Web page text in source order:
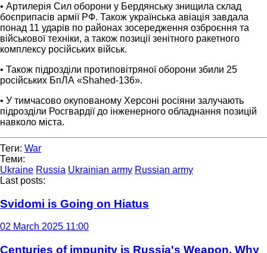
• Артилерія Сил оборони у Бердянську знищила склад
боєприпасів армії РФ. Також українська авіація завдала
понад 11 ударів по районах зосередження озброєння та
військової техніки, а також позиції зенітного ракетного
комплексу російських військ.
• Також підрозділи протиповітряної оборони збили 25
російських БпЛА «Shahed-136».
• У тимчасово окупованому Херсоні росіяни залучають
підрозділи Росгвардії до інженерного обладнання позицій
навколо міста.
Теги: War
Теми:
Ukraine Russia Ukrainian army Russian army
Last posts:
Svidomi is Going on Hiatus
02 March 2025 11:00
Centuries of impunity is Russia's Weapon. Why